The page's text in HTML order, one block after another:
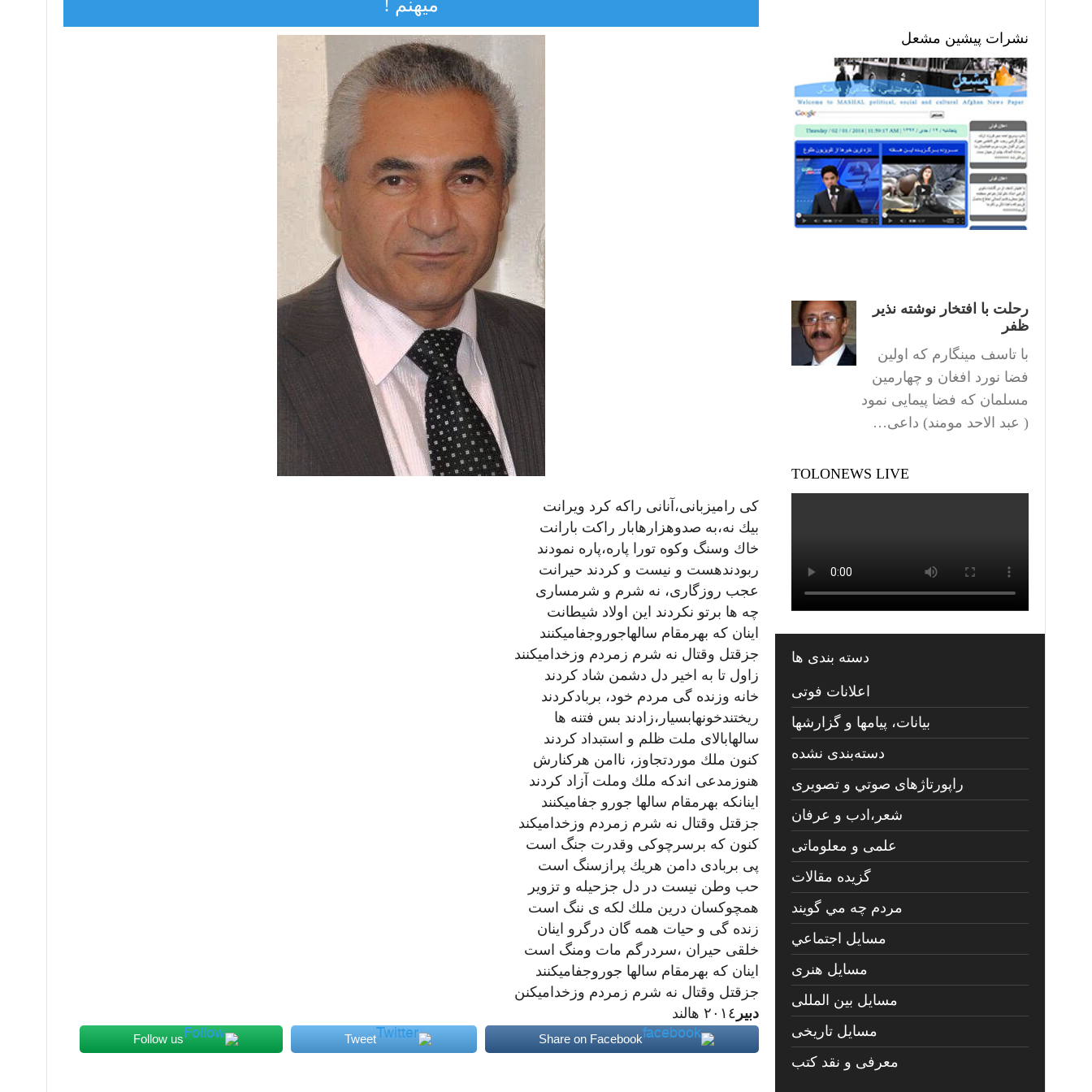
ميهنم !
كى راميزبانى،آنانى راكه كرد ويرانت
بيك نه،به صدوهزارهابار راكت بارانت
خاك وسنگ وكوه تورا پاره،پاره نمودند
ربودندهست و نيست و كردند حيرانت
عجب روزگارى، نه شرم و شرمسارى
چه ها برتو نكردند اين اولاد شيطانت
اينان كه بهرمقام سالهاجوروجفاميكنند
جزقتل وقتال نه شرم زمردم وزخداميكنند
زاول تا به اخير دل دشمن شاد كردند
خانه وزنده گى مردم خود، بربادكردند
ريختندخونهابسيار،زادند بس فتنه ها
سالهابالاى ملت ظلم و استبداد كردند
كنون ملك موردتجاوز، ناامن هركنارش
هنوزمدعى اندكه ملك وملت آزاد كردند
اينانكه بهرمقام سالها جورو جفاميكنند
جزقتل وقتال نه شرم زمردم وزخداميكند
كنون كه برسرچوكى وقدرت جنگ است
پى بربادى دامن هريك پرازسنگ است
حب وطن نيست در دل جزحيله و تزوير
همچوكسان درين ملك لكه ى ننگ است
زنده گى و حيات همه گان درگرو اينان
خلقى حيران ،سردرگم مات ومنگ است
اينان كه بهرمقام سالها جوروجفاميكنند
جزقتل وقتال نه شرم زمردم وزخداميكنن
دبير ٢٠١٤ هالند
Share on Facebook
Tweet
Follow us
نشرات پیشین مشعل
رحلت با افتخار نوشته نذیر
ظفر
با تاسف مینگارم که اولین
فضا نورد افغان و چهارمین
مسلمان که فضا پیمایی نمود
( عبد الاحد مومند) داعی…
TOLONEWS LIVE
دسته بندی ها
اعلانات فوتی
بیانات، پیامها و گزارشها
دسته‌بندی نشده
راپورتاژهای صوتي و تصويری
شعر،ادب و عرفان
علمی و معلوماتی
گزیده مقالات
مردم چه مي گويند
مسايل اجتماعي
مسايل هنری
مسایل بین المللی
مسایل تاریخی
معرفی و نقد کتب